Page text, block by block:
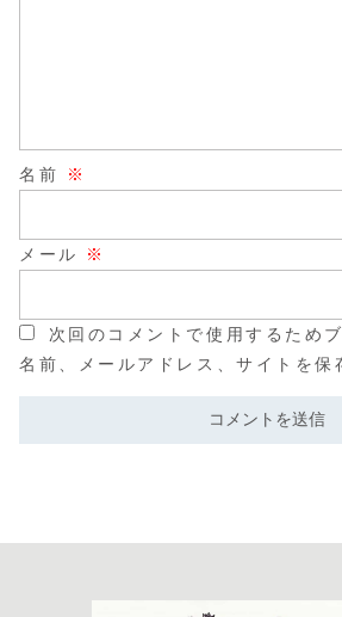
名前 ※
メール ※
次回のコメントで使用するため
名前、メールアドレス、サイトを保